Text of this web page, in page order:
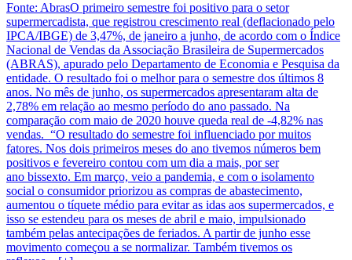
Fonte: AbrasO primeiro semestre foi positivo para o setor
supermercadista, que registrou crescimento real (deflacionado pelo
IPCA/IBGE) de 3,47%, de janeiro a junho, de acordo com o Índice
Nacional de Vendas da Associação Brasileira de Supermercados
(ABRAS), apurado pelo Departamento de Economia e Pesquisa da
entidade. O resultado foi o melhor para o semestre dos últimos 8
anos. No mês de junho, os supermercados apresentaram alta de
2,78% em relação ao mesmo período do ano passado. Na
comparação com maio de 2020 houve queda real de -4,82% nas
vendas. “O resultado do semestre foi influenciado por muitos
fatores. Nos dois primeiros meses do ano tivemos números bem
positivos e fevereiro contou com um dia a mais, por ser
ano bissexto. Em março, veio a pandemia, e com o isolamento
social o consumidor priorizou as compras de abastecimento,
aumentou o tíquete médio para evitar as idas aos supermercados, e
isso se estendeu para os meses de abril e maio, impulsionado
também pelas antecipações de feriados. A partir de junho esse
movimento começou a se normalizar. Também tivemos os